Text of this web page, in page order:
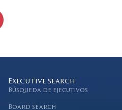
Executive search
Búsqueda de ejecutivos
Board search